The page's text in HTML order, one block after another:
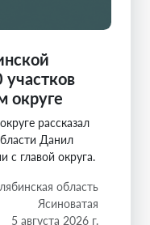
округе
рассказал
Данил
с главой округа.
область
Ясиноватая
5 августа 2026 г.